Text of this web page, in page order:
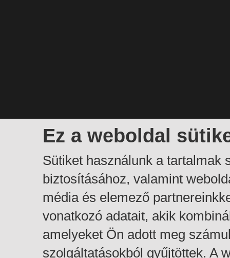
Ez a weboldal
Sütiket használunk a tartalmak
biztosításához, valamint
média és elemező
vonatkozó adatait, akik
amelyeket Ön adott meg
szolgáltatásokból gyűjtöttek. A